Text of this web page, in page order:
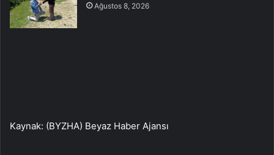
Ağustos 8, 2026
Kaynak: (BYZHA) Beyaz Haber Ajansı